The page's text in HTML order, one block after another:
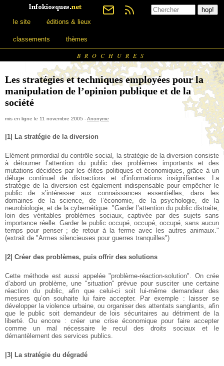
le site éditions & lieux
classements thèmes
BROCHURES
Les stratégies et techniques employées pour la
manipulation de l’opinion publique et de la
société
mis en ligne le 11 novembre 2005 -Anonyme
|1| La stratégie de la diversion
Elément primordial du contrôle social, la stratégie de la diversion consiste
à détourner l’attention du public des problèmes importants et des
mutations décidées par les élites politiques et économiques, grâce à un
déluge continuel de distractions et d’informations insignifiantes. La
stratégie de la diversion est également indispensable pour empêcher le
public de s’intéresser aux connaissances essentielles, dans les
domaines de la science, de l’économie, de la psychologie, de la
neurobiologie, et de la cybernétique. "Garder l’attention du public distraite,
loin des véritables problèmes sociaux, captivée par des sujets sans
importance réelle. Garder le public occupé, occupé, occupé, sans aucun
temps pour penser ; de retour à la ferme avec les autres animaux."
(extrait de "Armes silencieuses pour guerres tranquilles")
|2| Créer des problèmes, puis offrir des solutions
Cette méthode est aussi appelée "problème-réaction-solution". On crée
d’abord un problème, une "situation" prévue pour susciter une certaine
réaction du public, afin que celui-ci soit lui-même demandeur des
mesures qu’on souhaite lui faire accepter. Par exemple : laisser se
développer la violence urbaine, ou organiser des attentats sanglants, afin
que le public soit demandeur de lois sécuritaires au détriment de la
liberté. Ou encore : créer une crise économique pour faire accepter
comme un mal nécessaire le recul des droits sociaux et le
démantèlement des services publics.
|3| La stratégie du dégradé